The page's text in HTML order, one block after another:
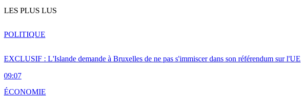
LES PLUS LUS
EXCLUSIF : L'Islande demande à Bruxelles de ne pas s'immiscer dans son référendum sur l'UE
09:07
POLITIQUE
ÉCONOMIE